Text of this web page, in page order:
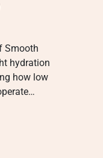
Smooth
hydration
how low